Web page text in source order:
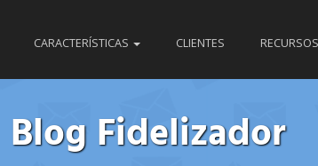
CARACTERÍSTICAS CLIENTES RECURSOS
Blog Fidelizador